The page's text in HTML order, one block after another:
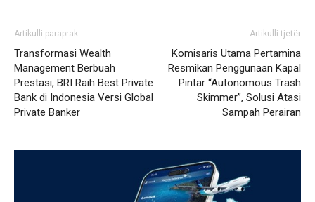
Artikulli paraprak
Transformasi Wealth
Management Berbuah
Prestasi, BRI Raih Best Private
Bank di Indonesia Versi Global
Private Banker
Artikulli tjetër
Komisaris Utama Pertamina
Resmikan Penggunaan Kapal
Pintar “Autonomous Trash
Skimmer”, Solusi Atasi
Sampah Perairan